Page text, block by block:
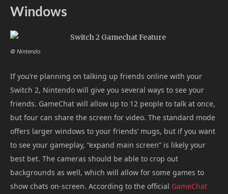
Windows
© Nintendo
If you’re planning on talking up friends online with your
Switch 2, Nintendo will give you several ways to see your
friends. GameChat will allow up to 12 people to talk at once,
but four can share the screen for video. The standard mode
offers larger windows to your friends’ mugs, but if you want
to see your gameplay, “expand main screen” is likely your
best bet. The cameras should be able to crop out
backgrounds as well, which will allow for some games to
show chats on-screen. According to the official GameChat